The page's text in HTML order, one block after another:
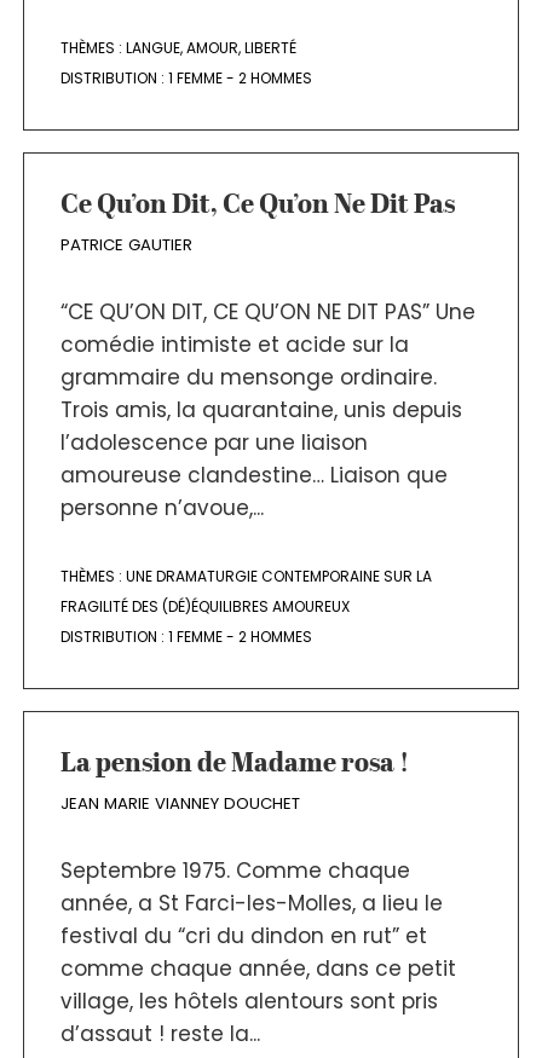
THÈMES : LANGUE,AMOUR,LIBERTÉ
DISTRIBUTION : 1 FEMME - 2 HOMMES
Ce Qu’on Dit, Ce Qu’on Ne Dit Pas
PATRICE GAUTIER
“CE QU’ON DIT, CE QU’ON NE DIT PAS” Une
comédie intimiste et acide sur la
grammaire du mensonge ordinaire.
Trois amis, la quarantaine, unis depuis
l’adolescence par une liaison
amoureuse clandestine… Liaison que
personne n’avoue,...
THÈMES : UNE DRAMATURGIE CONTEMPORAINE SUR LA
FRAGILITÉ DES (DÉ)ÉQUILIBRES AMOUREUX
DISTRIBUTION : 1 FEMME - 2 HOMMES
La pension de Madame rosa !
JEAN MARIE VIANNEY DOUCHET
Septembre 1975. Comme chaque
année, a St Farci-les-Molles, a lieu le
festival du “cri du dindon en rut” et
comme chaque année, dans ce petit
village, les hôtels alentours sont pris
d’assaut ! reste la...